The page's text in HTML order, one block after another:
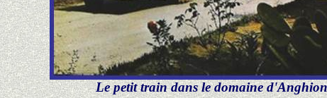
Le petit train dans le domaine